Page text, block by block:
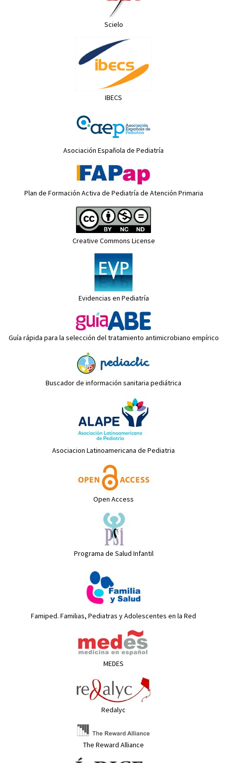
Scielo
IBECS
Asociación Española de Pediatría
Plan de Formación Activa de Pediatría de Atención Primaria
Creative Commons License
Evidencias en Pediatría
Guía rápida para la selección del tratamiento antimicrobiano empírico
Buscador de información sanitaria pediátrica
Asociacion Latinoamericana de Pediatria
Open Access
Programa de Salud Infantil
Famiped. Familias, Pediatras y Adolescentes en la Red
MEDES
Redalyc
The Reward Alliance